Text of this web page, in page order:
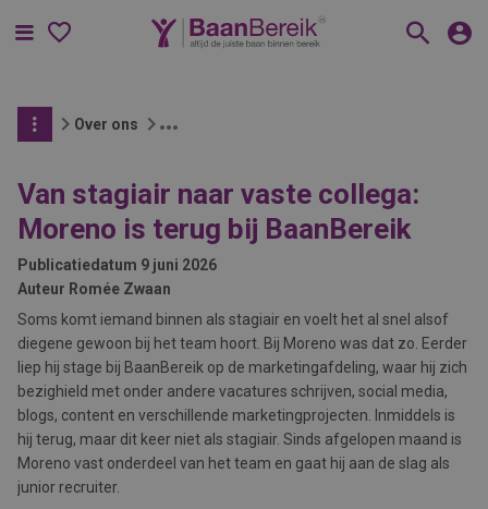
Menu
Over ons
Van stagiair naar vaste collega:
Moreno is terug bij BaanBereik
Publicatiedatum 9 juni 2026
Auteur Romée Zwaan
Soms komt iemand binnen als stagiair en voelt het al snel alsof
diegene gewoon bij het team hoort. Bij Moreno was dat zo. Eerder
liep hij stage bij BaanBereik op de marketingafdeling, waar hij zich
bezighield met onder andere vacatures schrijven, social media,
blogs, content en verschillende marketingprojecten. Inmiddels is
hij terug, maar dit keer niet als stagiair. Sinds afgelopen maand is
Moreno vast onderdeel van het team en gaat hij aan de slag als
junior recruiter.